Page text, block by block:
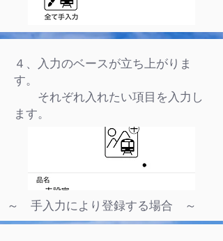
４、入力のベースが立ち上がりま
す。
​ それぞれ入れたい項目を入力し
ます。
～ 手入力により登録する場合 ～